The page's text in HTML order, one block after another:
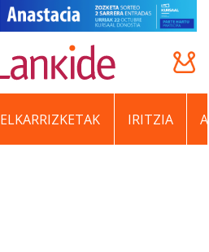
ELKARRIZKETAK IRITZIA